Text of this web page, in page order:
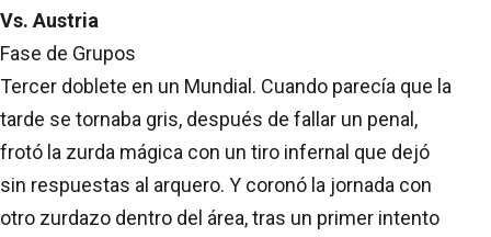
Vs. Austria
Fase de Grupos
Tercer doblete en un Mundial. Cuando parecía que la
tarde se tornaba gris, después de fallar un penal,
frotó la zurda mágica con un tiro infernal que dejó
sin respuestas al arquero. Y coronó la jornada con
otro zurdazo dentro del área, tras un primer intento